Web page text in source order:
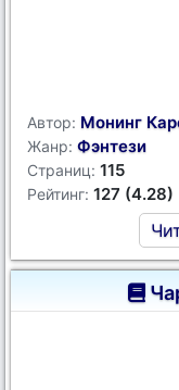
Автор: Монинг
Жанр: Фэнтези
Страниц: 115
Рейтинг: 127 (4.28)